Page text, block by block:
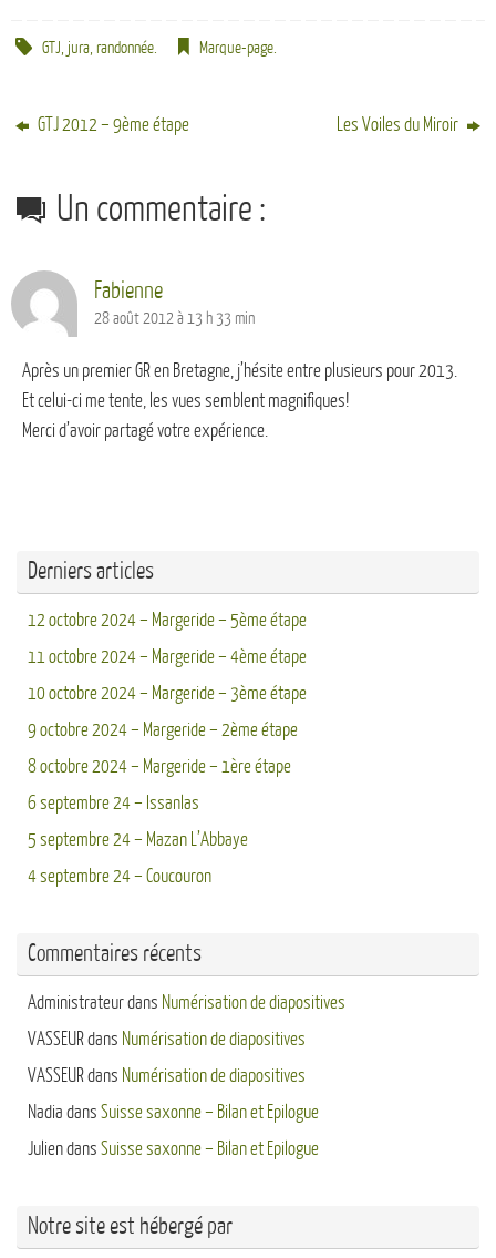
GTJ, jura,randonnée. Marque-page.
GTJ 2012 – 9ème étape Les Voiles du Miroir
Un commentaire :
Fabienne
28 août 2012 à 13 h 33 min
Après un premier GR en Bretagne, j’hésite entre plusieurs pour 2013.
Et celui-ci me tente, les vues semblent magnifiques!
Merci d’avoir partagé votre expérience.
Derniers articles
12 octobre 2024 – Margeride – 5ème étape
11 octobre 2024 – Margeride – 4ème étape
10 octobre 2024 – Margeride – 3ème étape
9 octobre 2024 – Margeride – 2ème étape
8 octobre 2024 – Margeride – 1ère étape
6 septembre 24 – Issanlas
5 septembre 24 – Mazan L’Abbaye
4 septembre 24 – Coucouron
Commentaires récents
Administrateurdans Numérisation de diapositives
VASSEURdans Numérisation de diapositives
VASSEURdans Numérisation de diapositives
Nadia dans Suisse saxonne – Bilan et Epilogue
Juliendans Suisse saxonne – Bilan et Epilogue
Notre site est hébergé par